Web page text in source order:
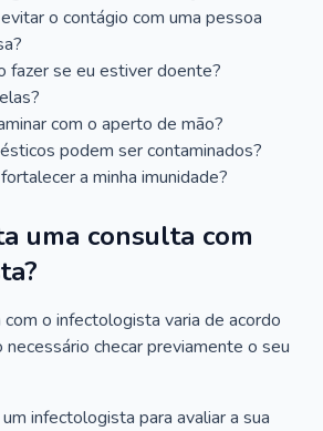
o contágio com uma pessoa
fazer se eu estiver doente?
com o aperto de mão?
podem ser contaminados?
a minha imunidade?
uma consulta com
o infectologista varia de acordo
necessário checar previamente o seu
infectologista para avaliar a sua